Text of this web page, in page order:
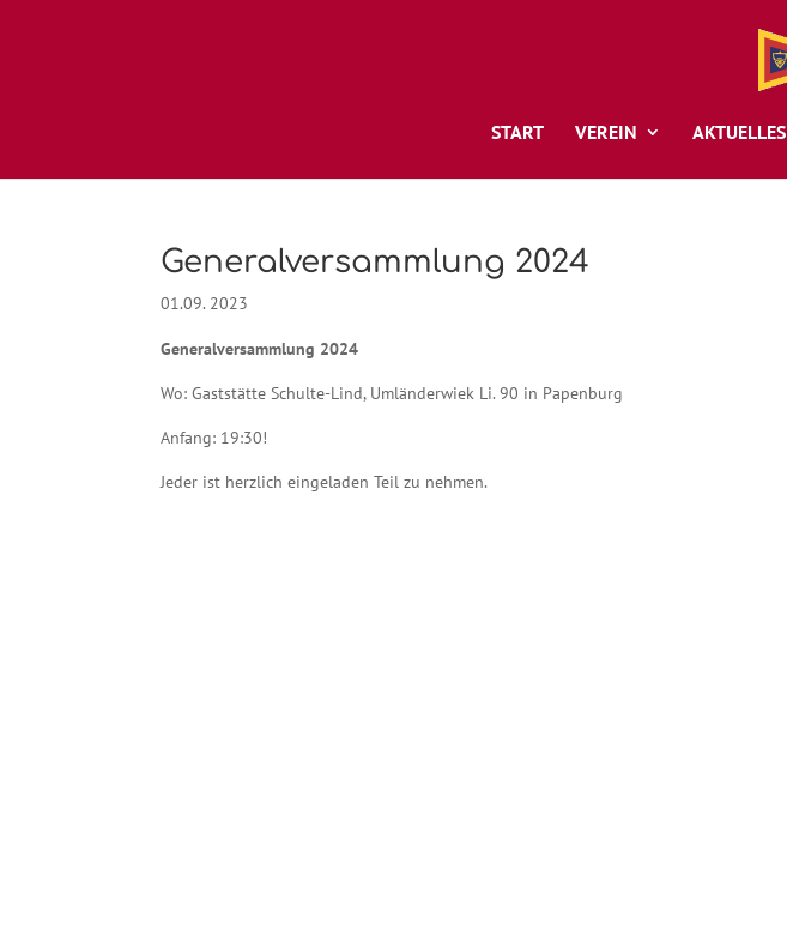
START VEREIN AKTUELLES
Generalversammlung 2024
01.09. 2023
Generalversammlung 2024
Wo: Gaststätte Schulte-Lind, Umländerwiek Li. 90 in Papenburg
Anfang: 19:30!
Jeder ist herzlich eingeladen Teil zu nehmen.